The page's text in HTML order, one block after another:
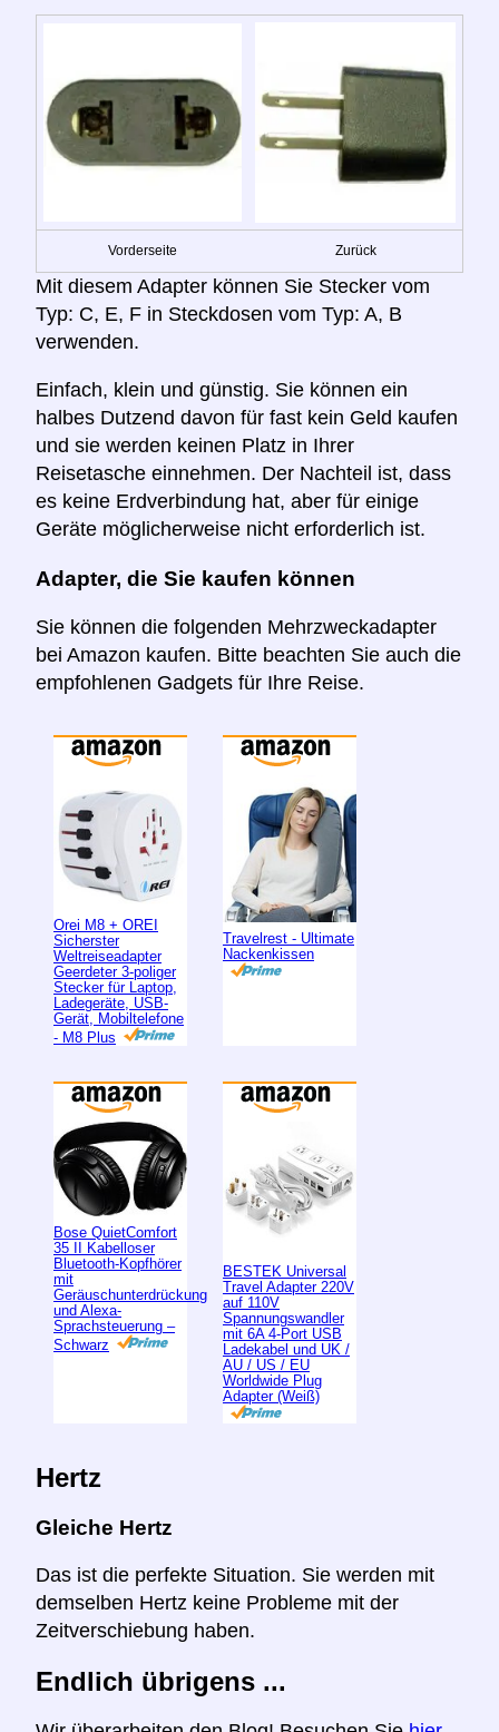
Vorderseite Zurück
Mit diesem Adapter können Sie Stecker vom
Typ: C, E, F in Steckdosen vom Typ: A, B
verwenden.
Einfach, klein und günstig. Sie können ein
halbes Dutzend davon für fast kein Geld kaufen
und sie werden keinen Platz in Ihrer
Reisetasche einnehmen. Der Nachteil ist, dass
es keine Erdverbindung hat, aber für einige
Geräte möglicherweise nicht erforderlich ist.
Adapter, die Sie kaufen können
Sie können die folgenden Mehrzweckadapter
bei Amazon kaufen. Bitte beachten Sie auch die
empfohlenen Gadgets für Ihre Reise.
Orei M8 + OREI
Sicherster
Weltreiseadapter
Geerdeter 3-poliger
Stecker für Laptop,
Ladegeräte, USB-
Gerät, Mobiltelefone
- M8 Plus
Travelrest - Ultimate
Nackenkissen
Bose QuietComfort
35 II Kabelloser
Bluetooth-Kopfhörer
mit
Geräuschunterdrückung
und Alexa-
Sprachsteuerung –
Schwarz
BESTEK Universal
Travel Adapter 220V
auf 110V
Spannungswandler
mit 6A 4-Port USB
Ladekabel und UK /
AU / US / EU
Worldwide Plug
Adapter (Weiß)
Hertz
Gleiche Hertz
Das ist die perfekte Situation. Sie werden mit
demselben Hertz keine Probleme mit der
Zeitverschiebung haben.
Endlich übrigens ...